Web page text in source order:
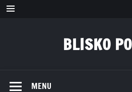
Przejdź
BLISKO
MENU